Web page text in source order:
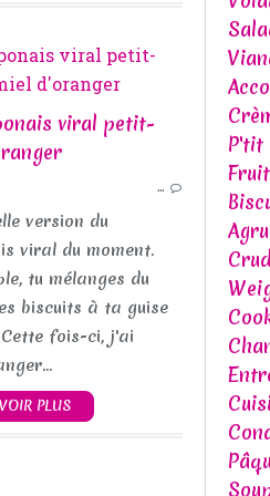
viral petit-
d'oranger
…
version du
viral du moment.
tu mélanges du
biscuits à ta guise
fois-ci, j'ai
PLUS
HEALTHY
CHOCOLAT
P'tit